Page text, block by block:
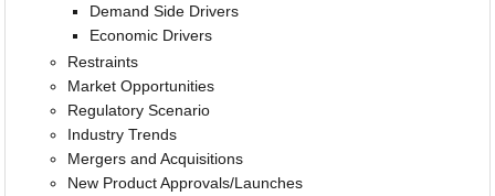
Demand Side Drivers
Economic Drivers
Restraints
Market Opportunities
Regulatory Scenario
Industry Trends
Mergers and Acquisitions
New Product Approvals/Launches